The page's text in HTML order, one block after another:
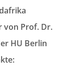
von Prof. Dr.
HU Berlin